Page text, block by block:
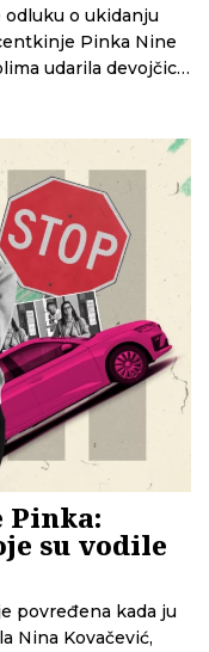
odluku o ukidanju
Pinka Nine
udarila devojčicu
Pinka:
su vodile
povređena kada ju
Nina Kovačević,